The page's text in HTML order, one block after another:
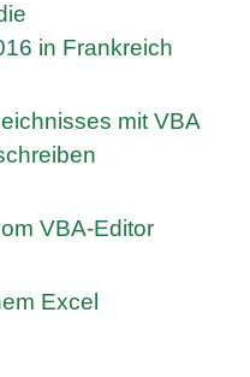
in Frankreich
mit VBA
VBA-Editor
Excel